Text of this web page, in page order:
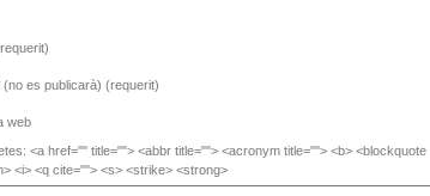
(no es publicarà) (requerit)
web
<a href="" title=""> <abbr title=""> <acronym title=""> <b> <blockquote
<i> <q cite=""> <s> <strike> <strong>